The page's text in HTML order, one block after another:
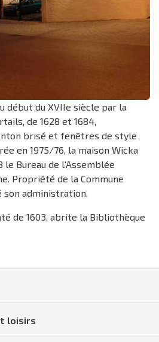
début du XVIIe siècle par la
de 1628 et 1684,
brisé et fenêtres de style
en 1975/76, la maison Wicka
le Bureau de l'Assemblée
Propriété de la Commune
son administration.
de 1603, abrite la Bibliothèque
loisirs